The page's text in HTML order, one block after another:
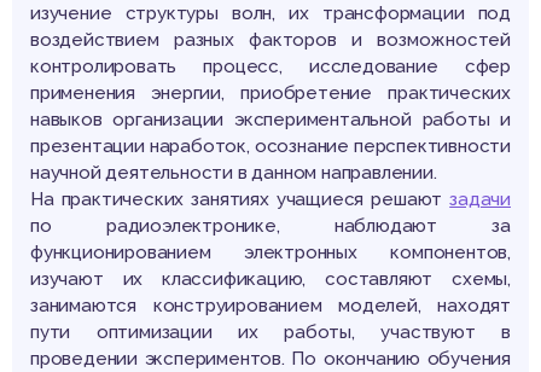
изучение структуры волн, их трансформации под
воздействием разных факторов и возможностей
контролировать процесс, исследование сфер
применения энергии, приобретение практических
навыков организации экспериментальной работы и
презентации наработок, осознание перспективности
научной деятельности в данном направлении.
На практических занятиях учащиеся решаютзадачи
по радиоэлектронике, наблюдают за
функционированием электронных компонентов,
изучают их классификацию, составляют схемы,
занимаются конструированием моделей, находят
пути оптимизации их работы, участвуют в
проведении экспериментов. По окончанию обучения